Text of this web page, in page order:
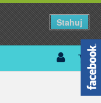
Stahuj